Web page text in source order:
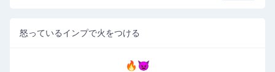
怒っているインプで火をつける
🔥👿